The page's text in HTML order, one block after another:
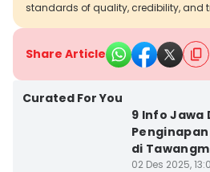
standards of quality, credibility, and
Share Article
Curated For You
9 Info Jawa
di
02 Des 2025,